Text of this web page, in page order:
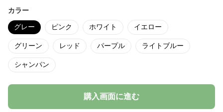
カラー
グレー ピンク ホワイト イエロー
グリーン レッド パープル ライトブルー
シャンパン
購入画面に進む